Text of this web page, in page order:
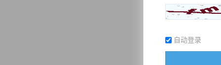
自动登录